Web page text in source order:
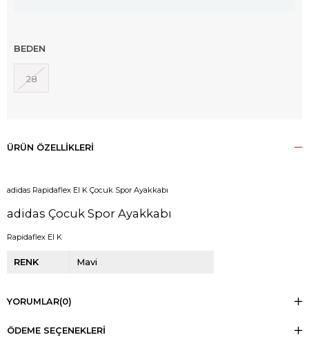
BEDEN
28
ÜRÜN ÖZELLIKLERI
adidas Rapidaflex El K Çocuk Spor Ayakkabı
adidas Çocuk Spor Ayakkabı
Rapidaflex El K
RENK Mavi
YORUMLAR(0)
ÖDEME SEÇENEKLERI